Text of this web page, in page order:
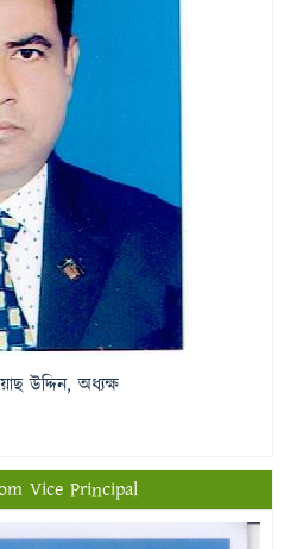
উদ্দিন, অধ্যক্ষ
Vice Principal